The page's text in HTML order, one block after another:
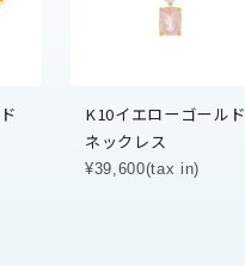
K10イエローゴールド
ネックレス
¥39,600(tax in)